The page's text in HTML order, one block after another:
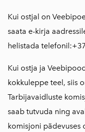
Kui ostjal on
saata e-kirja
helistada
Kui ostja ja
kokkuleppe teel, siis
Tarbijavaidluste
saab tutvuda ning
komisjoni pädevuses